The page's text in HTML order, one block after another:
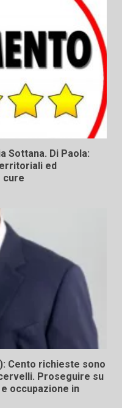
Sottana. Di Paola:
ed
cure
Cento richieste sono
Proseguire su
occupazione in